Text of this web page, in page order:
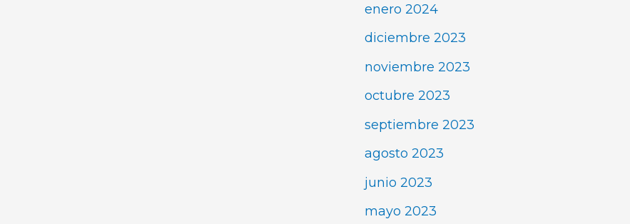
enero 2024
diciembre 2023
noviembre 2023
octubre 2023
septiembre 2023
agosto 2023
junio 2023
mayo 2023